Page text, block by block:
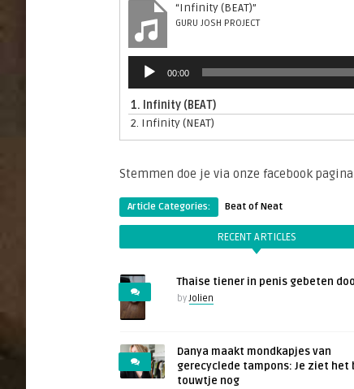
“Infinity (BEAT)”
GURU JOSH PROJECT
Audiospeler
00:00
1. Infinity (BEAT)
2. Infinity (NEAT)
Stemmen doe je via onze facebook
Article Categories: Beat of Neat
RECENT ARTICLES
Thaise tiener in penis gebeten
byJolien
Danya maakt mondkapjes van
gerecyclede tampons: Je ziet het
touwtje nog